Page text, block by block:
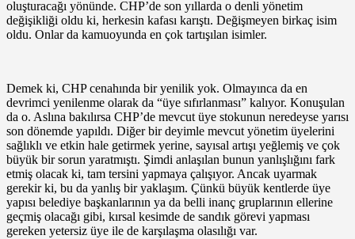
oluşturacağı yönünde. CHP’de son yıllarda o denli yönetim
değişikliği oldu ki, herkesin kafası karıştı. Değişmeyen birkaç isim
oldu. Onlar da kamuoyunda en çok tartışılan isimler.
Demek ki, CHP cenahında bir yenilik yok. Olmayınca da en
devrimci yenilenme olarak da “üye sıfırlanması” kalıyor. Konuşulan
da o. Aslına bakılırsa CHP’de mevcut üye stokunun neredeyse yarısı
son dönemde yapıldı. Diğer bir deyimle mevcut yönetim üyelerini
sağlıklı ve etkin hale getirmek yerine, sayısal artışı yeğlemiş ve çok
büyük bir sorun yaratmıştı. Şimdi anlaşılan bunun yanlışlığını fark
etmiş olacak ki, tam tersini yapmaya çalışıyor. Ancak uyarmak
gerekir ki, bu da yanlış bir yaklaşım. Çünkü büyük kentlerde üye
yapısı belediye başkanlarının ya da belli inanç gruplarının ellerine
geçmiş olacağı gibi, kırsal kesimde de sandık görevi yapması
gereken yetersiz üye ile de karşılaşma olasılığı var.